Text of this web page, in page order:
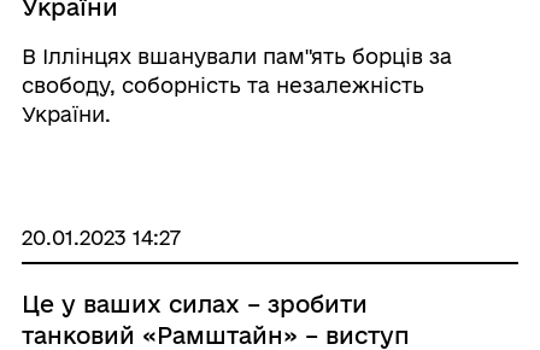
України
В Іллінцях вшанували пам"ять борців за
свободу, соборність та незалежність
України.
20.01.2023 14:27
Це у ваших силах – зробити
танковий «Рамштайн» – виступ